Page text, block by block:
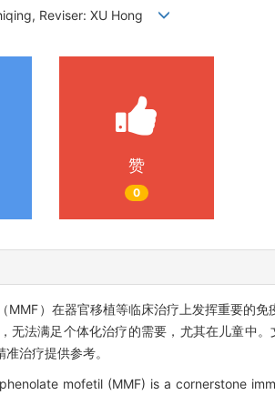
Reviser: XU Hong
赞
0
MMF）在器官移植等临床治疗上发挥重要的
无法满足个体化治疗的需要，尤其在儿童中
治疗提供参考。
mofetil (MMF) is a cornerstone